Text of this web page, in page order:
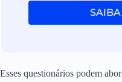
Esses questionários podem